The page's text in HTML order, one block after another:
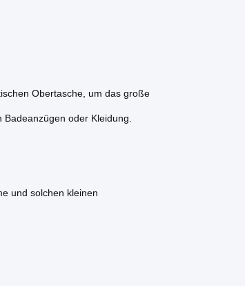
Obertasche, um das große
oder Kleidung.
und solchen kleinen